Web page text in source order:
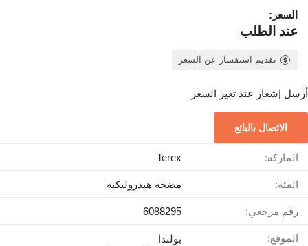
السعر:
عند الطلب
تقديم استفسار عن السعر
أرسل إشعار عند تغير السعر
الاتصال بالبائع
الماركة: Terex
الفئة: مضخة هيدروليكية
رقم مرجعي: 6088295
الموقع:
بولندا